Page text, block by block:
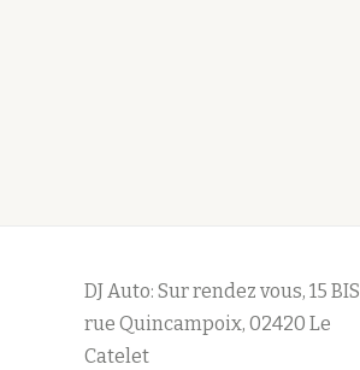
DJ Auto: Sur rendez vous, 15 BIS
rue Quincampoix, 02420 Le
Catelet